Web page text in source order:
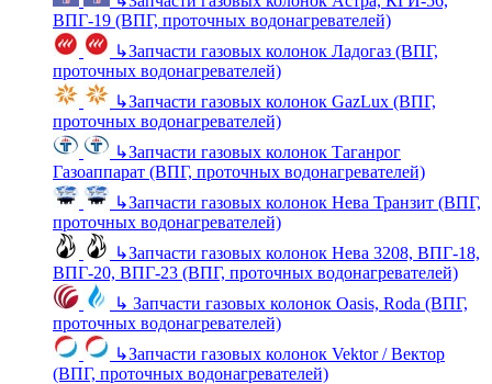
ВПГ-19 (ВПГ, проточных водонагревателей)
↳Запчасти газовых колонок Ладогаз (ВПГ,
проточных водонагревателей)
↳Запчасти газовых колонок GazLux (ВПГ,
проточных водонагревателей)
↳Запчасти газовых колонок Таганрог
Газоаппарат (ВПГ, проточных водонагревателей)
↳Запчасти газовых колонок Нева Транзит (ВПГ,
проточных водонагревателей)
↳Запчасти газовых колонок Нева 3208, ВПГ-18,
ВПГ-20, ВПГ-23 (ВПГ, проточных водонагревателей)
↳ Запчасти газовых колонок Oasis, Roda (ВПГ,
проточных водонагревателей)
↳Запчасти газовых колонок Vektor / Вектор
(ВПГ, проточных водонагревателей)